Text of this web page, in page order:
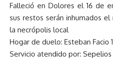
Falleció en Dolores el 16 de
sus restos serán inhumados el
la necrópolis local
Hogar de duelo: Esteban Facio
Servicio atendido por: Sepelios